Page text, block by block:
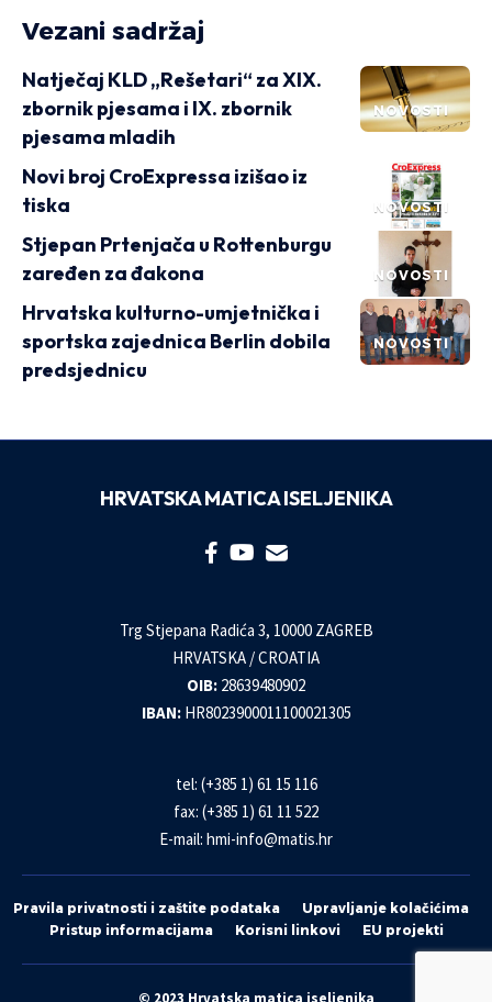
Vezani sadržaj
NOVOSTI
Natječaj KLD „Rešetari“ za XIX.
zbornik pjesama i IX. zbornik
pjesama mladih
NOVOSTI
Novi broj CroExpressa izišao iz
tiska
NOVOSTI
Stjepan Prtenjača u Rottenburgu
zaređen za đakona
NOVOSTI
Hrvatska kulturno-umjetnička i
sportska zajednica Berlin dobila
predsjednicu
HRVATSKA MATICA ISELJENIKA
Trg Stjepana Radića 3, 10000 ZAGREB
HRVATSKA / CROATIA
OIB: 28639480902
IBAN: HR8023900011100021305
tel: (+385 1) 61 15 116
fax: (+385 1) 61 11 522
E-mail: hmi-info@matis.hr
Pravila privatnosti i zaštite podataka
Upravljanje kolačićima
Pristup informacijama
Korisni linkovi EU projekti
© 2023 Hrvatska matica iseljenika